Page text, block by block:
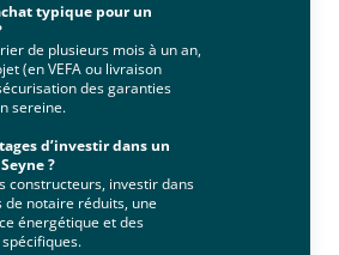
typique pour un
de plusieurs mois à un an,
(en VEFA ou livraison
des garanties
sereine.
d’investir dans un
?
constructeurs, investir dans
notaire réduits, une
énergétique et des